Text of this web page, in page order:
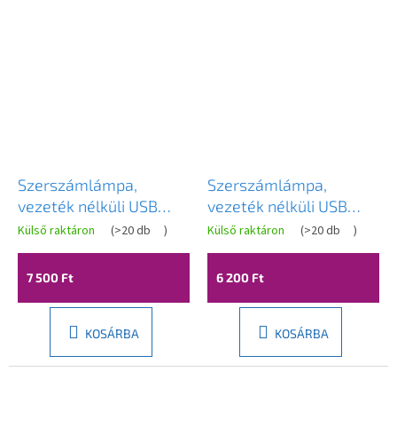
Szerszámlámpa,
vezeték nélküli USB
éjszakai lámpa
APP1361-T, zöld matt,
OSW-08624
Külső raktáron (>20 db )
7 500 Ft
KOSÁRBA
Szerszámlámpa,
vezeték nélküli USB
éjszakai lámpa
APP1358-T, matt
fekete, OSW-08621
Külső raktáron (>20 db )
6 200 Ft
KOSÁRBA